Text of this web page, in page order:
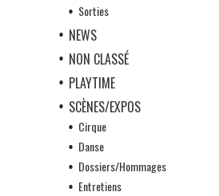
Sorties
NEWS
NON CLASSÉ
PLAYTIME
SCÈNES/EXPOS
Cirque
Danse
Dossiers/Hommages
Entretiens